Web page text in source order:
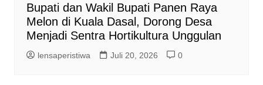
Bupati dan Wakil Bupati Panen Raya
Melon di Kuala Dasal, Dorong Desa
Menjadi Sentra Hortikultura Unggulan
lensaperistiwa Juli 20, 2026 0